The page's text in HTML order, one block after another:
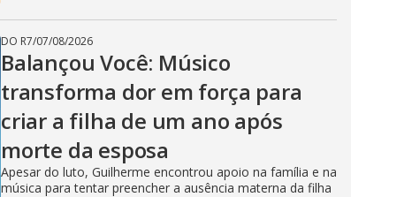
DO R7/07/08/2026
Balançou Você: Músico
transforma dor em força para
criar a filha de um ano após
morte da esposa
Apesar do luto, Guilherme encontrou apoio na família e na
música para tentar preencher a ausência materna da filha